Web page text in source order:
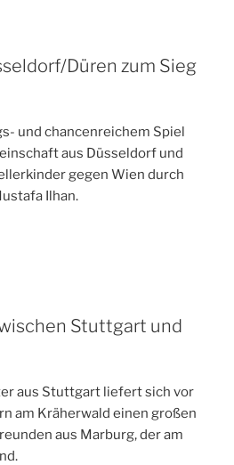
Düren zum Sieg
und chancenreichem Spiel
aus Düsseldorf und
gegen Wien durch
Ilhan.
Stuttgart und
aus Stuttgart liefert sich vor
am Kräherwald einen großen
aus Marburg, der am